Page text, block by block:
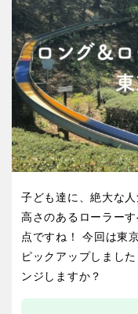
インクルーシブパーク 屋
バスケットゴール ふわふ
スケートパーク ライトア
交通公園
福島
関東
茨城
群馬
千葉
神奈川
紅葉の美しい公園
屋内遊び場
バスケットボール
桜・梅の名所
洋式庭園
ローラー滑り台
花の名所
公園グルメ
インクルーシブパーク
花菖蒲
子ども達に、絶大な
高さのあるローラー
点ですね！ 今回は東
ピックアップしまし
ンジしますか？